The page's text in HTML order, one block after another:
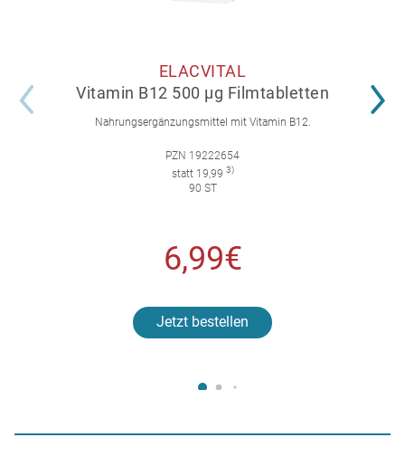
ELACVITAL
Vitamin B12 500 µg Filmtabletten
Nahrungsergänzungsmittel mit Vitamin B12.
PZN 19222654
statt 19,99 3)
90 ST
6,99€
Jetzt bestellen